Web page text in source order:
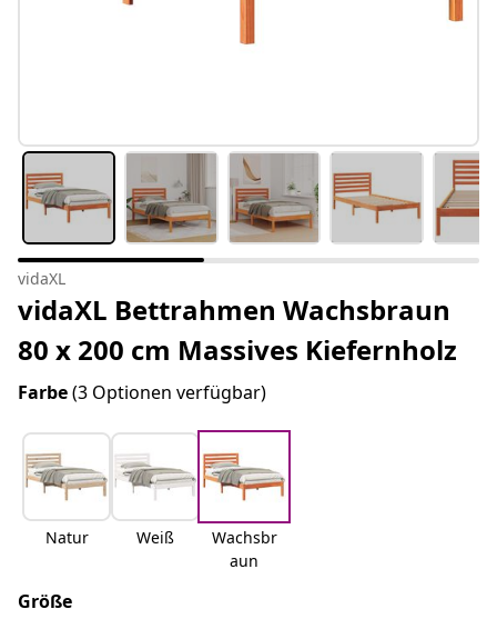
vidaXL
vidaXL Bettrahmen Wachsbraun
80 x 200 cm Massives Kiefernholz
Farbe(3 Optionen verfügbar)
Natur Weiß
Wachsbr
aun
Größe